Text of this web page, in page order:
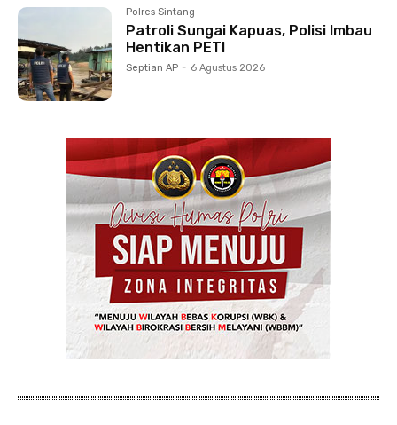
Polres Sintang
Patroli Sungai Kapuas, Polisi Imbau
Hentikan PETI
Septian AP - 6 Agustus 2026